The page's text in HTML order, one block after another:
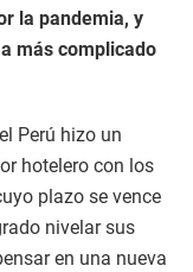
la pandemia, y
más complicado
Perú hizo un
hotelero con los
plazo se vence
nivelar sus
en una nueva